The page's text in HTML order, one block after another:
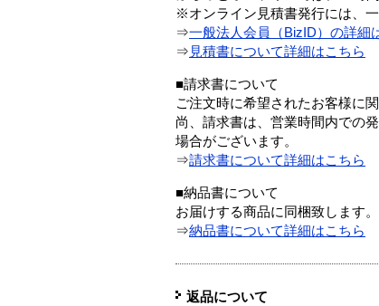
※オンライン見積書発行には、
⇒一般法人会員（BizID）の詳細
⇒ 見積書について詳細はこちら
■請求書について
ご注文時に希望されたお客様に
尚、請求書は、営業時間内での
場合がございます。
⇒請求書について詳細はこちら
■納品書について
お届けする商品に同梱致します。
⇒納品書について詳細はこちら
返品について